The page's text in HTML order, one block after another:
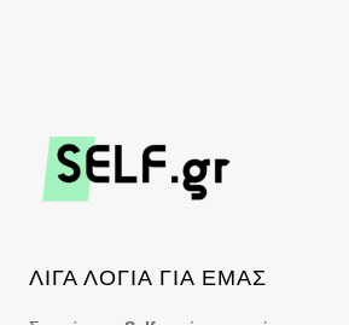
ΛΙΓΑ ΛΟΓΙΑ ΓΙΑ ΕΜΑΣ